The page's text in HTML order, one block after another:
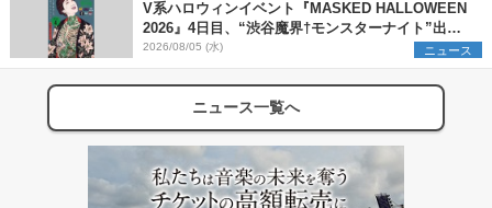
V系ハロウィンイベント『MASKED HALLOWEEN
2026』4日目、“渋谷魔界†モンスターナイト”出演6
組を発表
2026/08/05 (水) ニュース
ニュース一覧へ